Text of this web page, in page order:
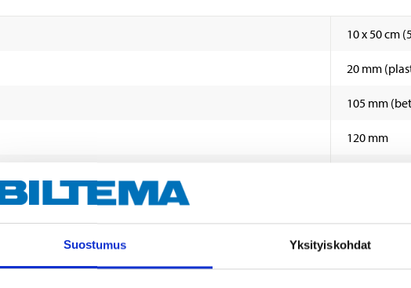
Suostumus Yksityiskohdat
10 x 50 cm
20 mm
105 mm
120 mm
Stainless